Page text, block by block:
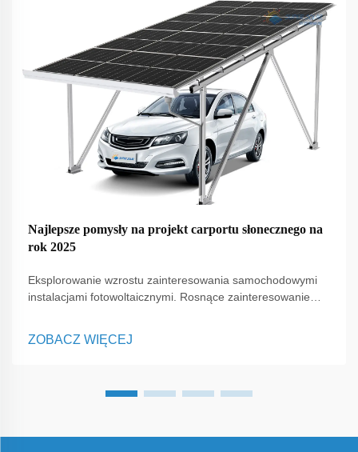
Najlepsze pomysły na projekt carportu słonecznego na
rok 2025
Eksplorowanie wzrostu zainteresowania samochodowymi
instalacjami fotowoltaicznymi. Rosnące zainteresowanie
uniwersalnych rozwiązań pojawiających się dzisiaj są
ZOBACZ WIĘCEJ